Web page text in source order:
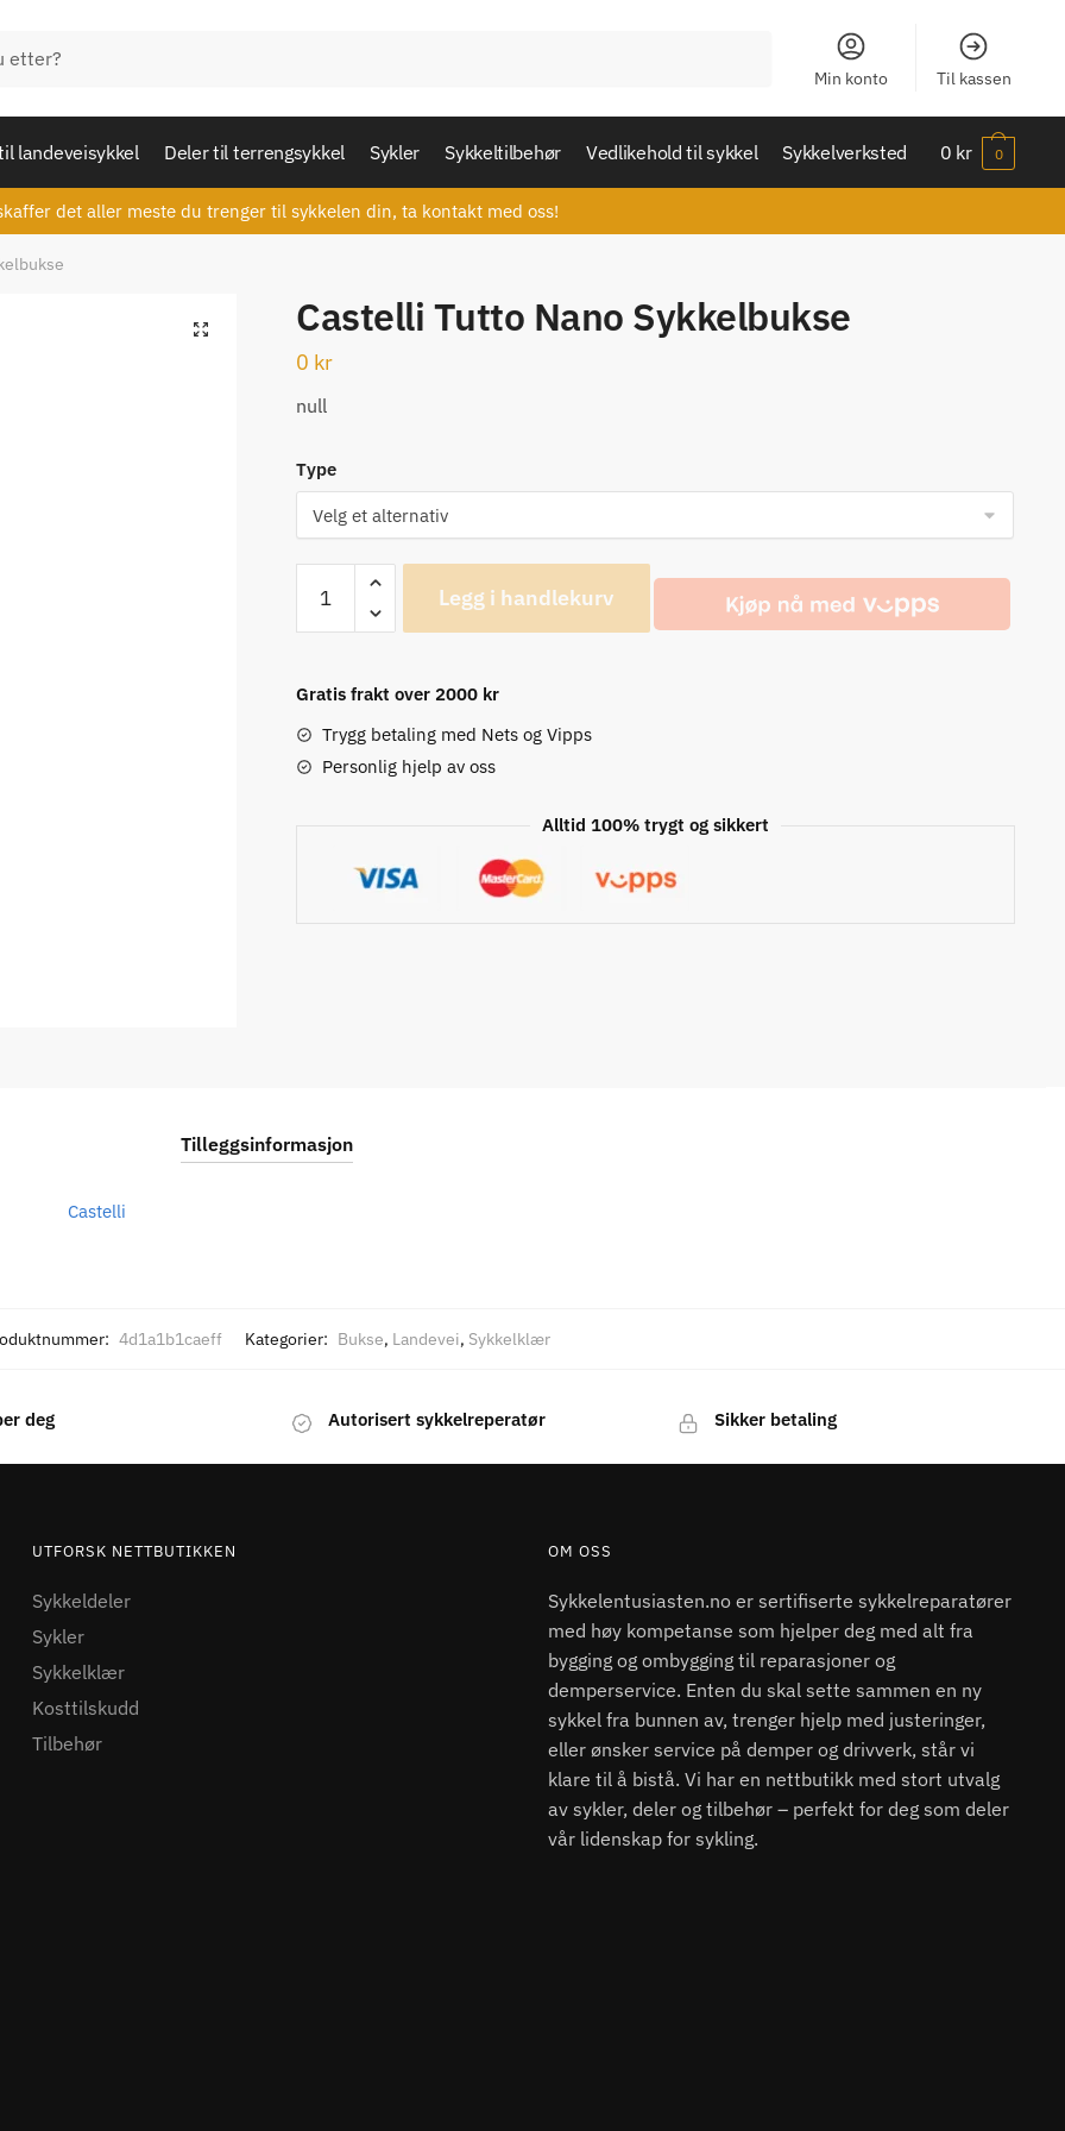
Min konto Til kassen
landeveisykkel Deler til terrengsykkel Sykler Sykkeltilbehør Vedlikehold til sykkel Sykkelverksted 0 kr 0
det aller meste du trenger til sykkelen din, ta kontakt med oss!
🔍 Castelli Tutto Nano Sykkelbukse
0 kr
null
Type
Tutto
Nano
antall
Legg i handlekurv
Gratis frakt over 2000 kr
Trygg betaling med Nets og Vipps
Personlig hjelp av oss
Alltid 100% trygt og sikkert
Tilleggsinformasjon
Castelli
4d1a1b1caeff Kategorier: Bukse, Landevei, Sykkelklær
deg Autorisert sykkelreperatør Sikker betaling
UTFORSK NETTBUTIKKEN
Sykkeldeler
Sykler
Sykkelklær
Kosttilskudd
Tilbehør
OM OSS
Sykkelentusiasten.no er sertifiserte sykkelreparatører
med høy kompetanse som hjelper deg med alt fra
bygging og ombygging til reparasjoner og
demperservice. Enten du skal sette sammen en ny
sykkel fra bunnen av, trenger hjelp med justeringer,
eller ønsker service på demper og drivverk, står vi
klare til å bistå. Vi har en nettbutikk med stort utvalg
av sykler, deler og tilbehør – perfekt for deg som deler
vår lidenskap for sykling.